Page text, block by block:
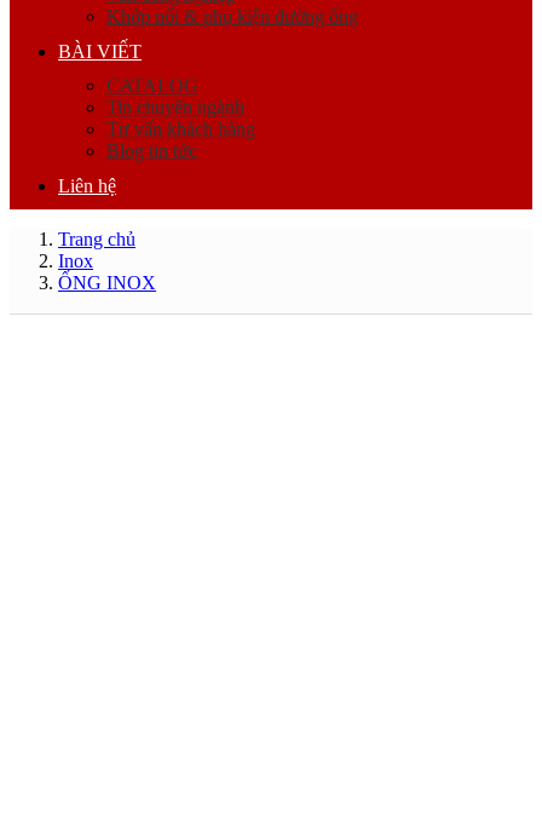
Khớp nối & phụ kiện đường ống
BÀI VIẾT
CATALOG
Tin chuyên ngành
Tư vấn khách hàng
Blog tin tức
Liên hệ
Trang chủ
Inox
ỐNG INOX